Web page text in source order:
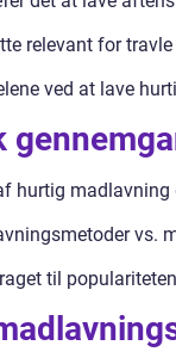
relevant for travle
ved at lave
hurtig madlavning
vs.
til